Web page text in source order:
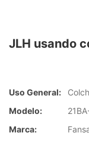
JLH usando
Uso General:
Modelo:
Marca: